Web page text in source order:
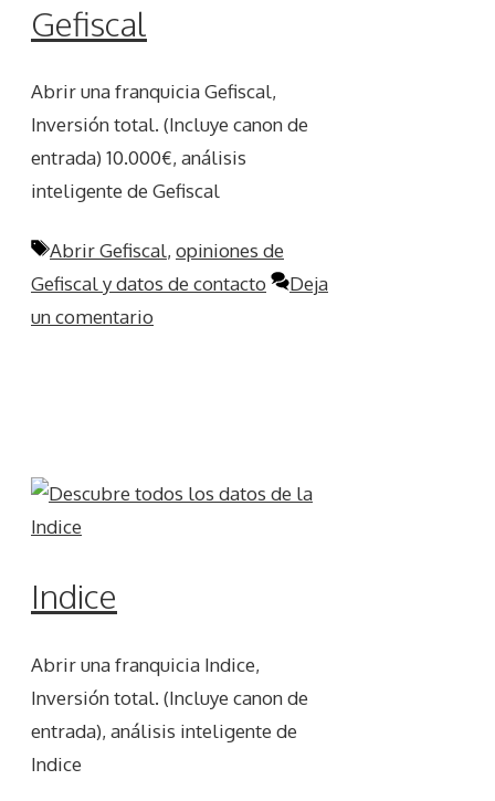
Gefiscal
Abrir una franquicia Gefiscal,
Inversión total. (Incluye canon de
entrada) 10.000€, análisis
inteligente de Gefiscal
Etiquetas
Abrir Gefiscal, opiniones de
Gefiscal y datos de contacto
Deja
un comentario
Indice
Abrir una franquicia Indice,
Inversión total. (Incluye canon de
entrada), análisis inteligente de
Indice